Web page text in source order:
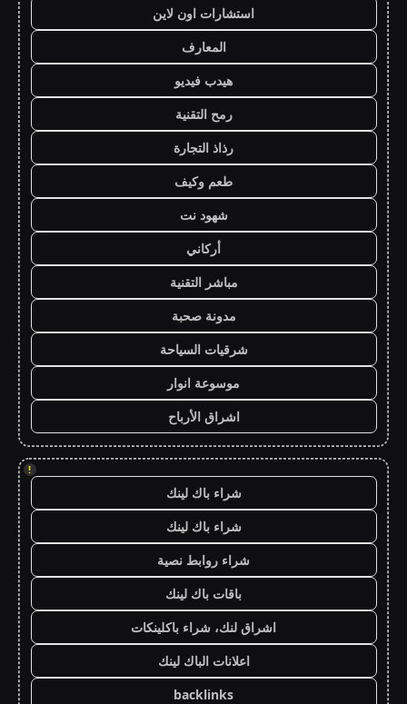
استشارات اون لاين
المعارف
هيدب فيديو
رمح التقنية
رذاذ التجارة
طعم وكيف
شهود نت
أركاني
مباشر التقنية
مدونة صحبة
شرقيات السياحة
موسوعة انوار
اشراق الأرباح
!
شراء باك لينك
شراء باك لينك
شراء روابط نصية
باقات باك لينك
اشراق لنك، شراء باكلينكات
اعلانات الباك لينك
backlinks